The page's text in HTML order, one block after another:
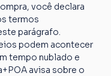
você declara
termos
parágrafo.
podem acontecer
tempo nublado e
avisa sobre o